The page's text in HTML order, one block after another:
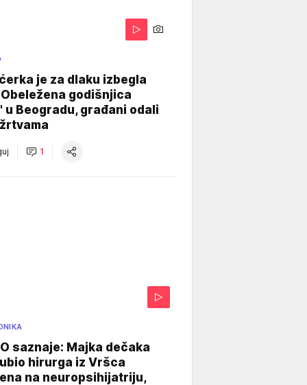
je za dlaku izbegla
godišnjica
u Beogradu, građani odali
1
saznaje: Majka dečaka
hirurga iz Vršca
na neuropsihijatriju,